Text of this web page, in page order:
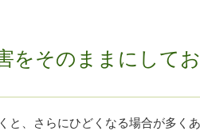
をそのままにして
と、さらにひどくなる場合が多く